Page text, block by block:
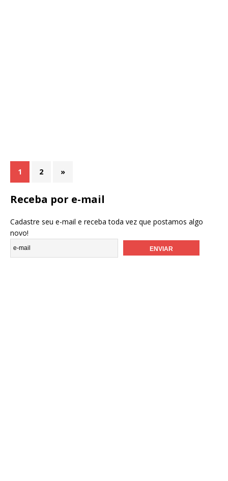
1 2 »
Receba por e-mail
Cadastre seu e-mail e receba toda vez que postamos algo
novo!